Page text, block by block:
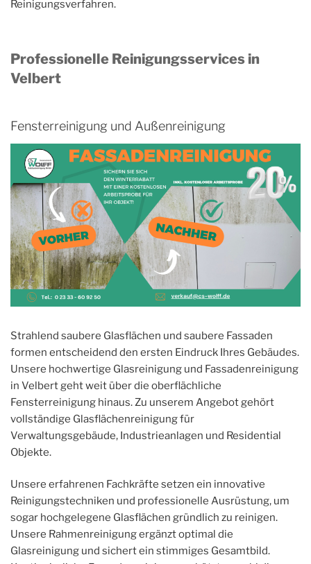
Reinigungsverfahren.
Professionelle Reinigungsservices in
Velbert
Fensterreinigung und Außenreinigung
Strahlend saubere Glasflächen und saubere Fassaden
formen entscheidend den ersten Eindruck Ihres Gebäudes.
Unsere hochwertige Glasreinigung und Fassadenreinigung
in Velbert geht weit über die oberflächliche
Fensterreinigung hinaus. Zu unserem Angebot gehört
vollständige Glasflächenreinigung für
Verwaltungsgebäude, Industrieanlagen und Residential
Objekte.
Unsere erfahrenen Fachkräfte setzen ein innovative
Reinigungstechniken und professionelle Ausrüstung, um
sogar hochgelegene Glasflächen gründlich zu reinigen.
Unsere Rahmenreinigung ergänzt optimal die
Glasreinigung und sichert ein stimmiges Gesamtbild.